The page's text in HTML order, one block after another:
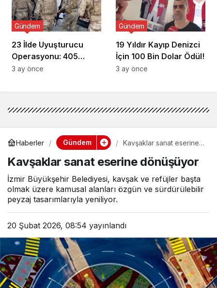
23 İlde Uyuşturucu
Operasyonu: 405
Gözaltı!
Gündem
3 ay önce
19 Yıldır Kayıp Denizci
İçin 100 Bin Dolar Ödül!
Gündem
3 ay önce
Haberler Gündem
Kavşaklar sanat eserine
Kavşaklar sanat eserine dönüşüyor
İzmir Büyükşehir Belediyesi, kavşak ve refüjler başta
olmak üzere kamusal alanları özgün ve sürdürülebilir
peyzaj tasarımlarıyla yeniliyor.
20 Şubat 2026, 08:54 yayınlandı